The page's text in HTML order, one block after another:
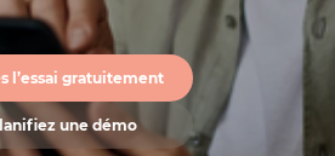
l’essai gratuitement
une démo